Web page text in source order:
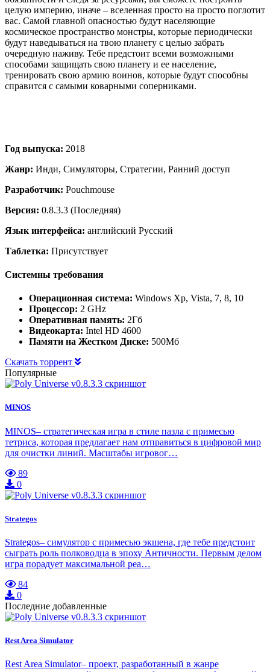
целую империю, иначе – вселенная просто на просто поглотит
вас. Самой главной опасностью будут населяющие
космическое пространство монстры, которые периодически
будут наведываться на твою планету с целью забрать
очередную наживу. Тебе предстоит всеми возможными
способами защищать свою планету и ее население,
тренировать свою армию воинов, которые будут способны
справится с самыми коварными соперниками.
Год выпуска: 2018
Жанр: Инди, Симуляторы, Стратегии, Ранний доступ
Разработчик: Pouchmouse
Версия: 0.8.3.3 (Последняя)
Язык интерфейса: английский Русский
Таблетка: Присутствует
Системны требования
Операционная система: Windows Xp, Vista, 7, 8, 10
Процессор: 2 GHz
Оперативная память: 2Гб
Видеокарта: Intel HD 4600
Памяти на Жестком Диске: 500Мб
Скачать торрент
Популярные
MINOS
MINOS– стратегическая игра в стиле пазла с примесью
тетриса, которая предлагает нам отправиться в цифровой мир
для очистки линий. Масштабы игровог…
89
0
Strategos
Strategos– симулятор с примесью экшена, где тебе предстоит
сыграть роль полководца в эпоху Античности. Первым делом
игра порадует максимальной реа…
84
0
Последние добавленные
Rest Area Simulator
Rest Area Simulator– проект, разработанный в жанре